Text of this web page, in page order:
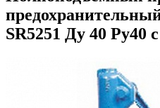
SR5251 Ду 40 Ру40